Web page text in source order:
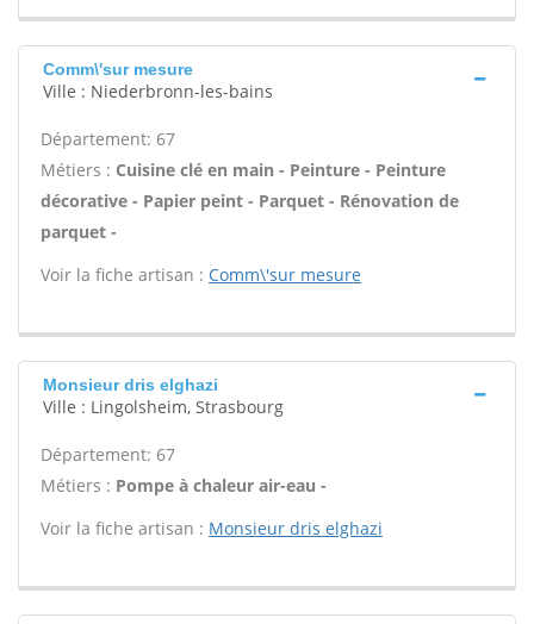
Comm\'sur mesure
Ville : Niederbronn-les-bains
Département: 67
Métiers : Cuisine clé en main - Peinture - Peinture
décorative - Papier peint - Parquet - Rénovation de
parquet -
Voir la fiche artisan : Comm\'sur mesure
Monsieur dris elghazi
Ville : Lingolsheim, Strasbourg
Département: 67
Métiers : Pompe à chaleur air-eau -
Voir la fiche artisan : Monsieur dris elghazi